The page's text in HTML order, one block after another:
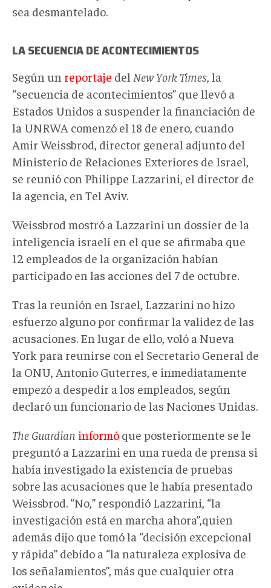
sea desmantelado.
LA SECUENCIA DE ACONTECIMIENTOS
Según un reportaje del New York Times , la
“secuencia de acontecimientos” que llevó a
Estados Unidos a suspender la financiación de
la UNRWA comenzó el 18 de enero, cuando
Amir Weissbrod, director general adjunto del
Ministerio de Relaciones Exteriores de Israel,
se reunió con Philippe Lazzarini, el director de
la agencia, en Tel Aviv.
Weissbrod mostró a Lazzarini un dossier de la
inteligencia israelí en el que se afirmaba que
12 empleados de la organización habían
participado en las acciones del 7 de octubre.
Tras la reunión en Israel, Lazzarini no hizo
esfuerzo alguno por confirmar la validez de las
acusaciones. En lugar de ello, voló a Nueva
York para reunirse con el Secretario General de
la ONU, Antonio Guterres, e inmediatamente
empezó a despedir a los empleados, según
declaró un funcionario de las Naciones Unidas.
The Guardian informó que posteriormente se le
preguntó a Lazzarini en una rueda de prensa si
había investigado la existencia de pruebas
sobre las acusaciones que le había presentado
Weissbrod. “No,” respondió Lazzarini, “la
investigación está en marcha ahora”,quien
además dijo que tomó la “decisión excepcional
y rápida” debido a “la naturaleza explosiva de
los señalamientos”, más que cualquier otra